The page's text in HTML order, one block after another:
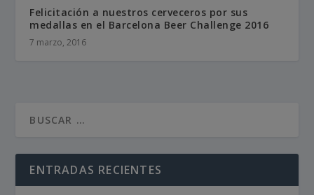
Felicitación a nuestros cerveceros por sus
medallas en el Barcelona Beer Challenge 2016
7 marzo, 2016
ENTRADAS RECIENTES